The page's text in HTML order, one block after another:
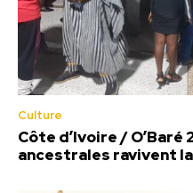
Culture
Côte d’Ivoire / O’Baré
ancestrales ravivent